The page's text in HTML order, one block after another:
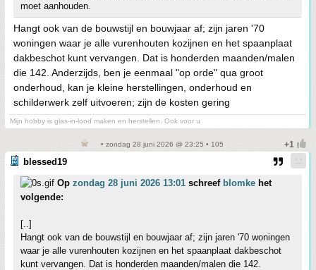
moet aanhouden.
Hangt ook van de bouwstijl en bouwjaar af; zijn jaren '70
woningen waar je alle vurenhouten kozijnen en het spaanplaat
dakbeschot kunt vervangen. Dat is honderden maanden/malen
die 142. Anderzijds, ben je eenmaal "op orde" qua groot
onderhoud, kan je kleine herstellingen, onderhoud en
schilderwerk zelf uitvoeren; zijn de kosten gering
Mijn hobby is glas-in-lood maken en herstellen. Ook voor u
• zondag 28 juni 2026 @ 23:25 • 105
blessed19
Op zondag 28 juni 2026 13:01 schreef blomke het
volgende:
[..]
Hangt ook van de bouwstijl en bouwjaar af; zijn jaren '70 woningen
waar je alle vurenhouten kozijnen en het spaanplaat dakbeschot
kunt vervangen. Dat is honderden maanden/malen die 142.